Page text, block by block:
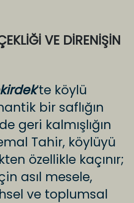
VE DİRENİŞİN
’te köylü
bir saflığın
geri kalmışlığın
Tahir, köylüyü
özellikle kaçınır;
asıl mesele,
ve toplumsal